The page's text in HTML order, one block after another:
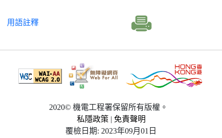
用語註釋
2020© 機電工程署保留所有版權。
私隱政策 | 免責聲明
覆檢日期: 2023年09月01日